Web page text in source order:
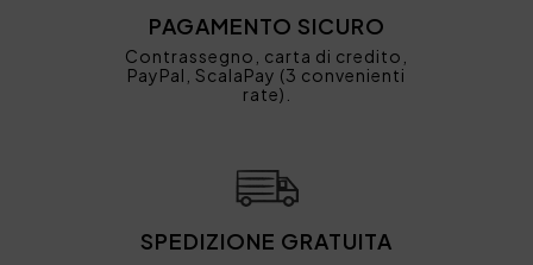
PAGAMENTO SICURO
Contrassegno, carta di credito,
PayPal, ScalaPay (3 convenienti
rate).
SPEDIZIONE GRATUITA